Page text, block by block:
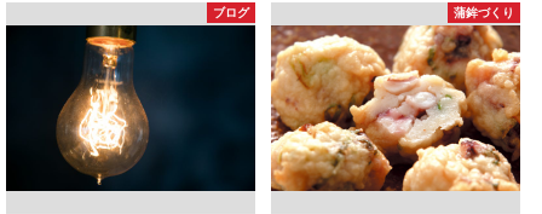
ブログ 蒲鉾づくり